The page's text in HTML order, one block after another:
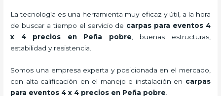
La tecnología es una herramienta muy eficaz y útil, a la hora
de buscar a tiempo el servicio de carpas para eventos 4
x 4 precios en Peña pobre, buenas estructuras,
estabilidad y resistencia.
Somos una empresa experta y posicionada en el mercado,
con alta calificación en el manejo e instalación en carpas
para eventos 4 x 4 precios en Peña pobre.